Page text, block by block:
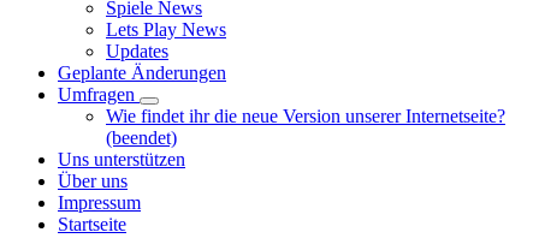
Spiele News
Lets Play News
Updates
Geplante Änderungen
Umfragen
Unternavigation
von
Umfragen
Wie findet ihr die neue Version unserer Internetseite?
(beendet)
Uns unterstützen
Über uns
Impressum
Startseite